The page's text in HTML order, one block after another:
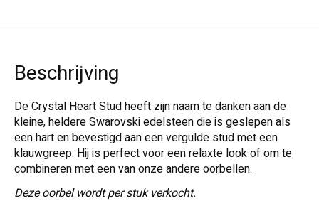
Beschrijving
De Crystal Heart Stud heeft zijn naam te danken aan de
kleine, heldere Swarovski edelsteen die is geslepen als
een hart en bevestigd aan een vergulde stud met een
klauwgreep. Hij is perfect voor een relaxte look of om te
combineren met een van onze andere oorbellen.
Deze oorbel wordt per stuk verkocht.